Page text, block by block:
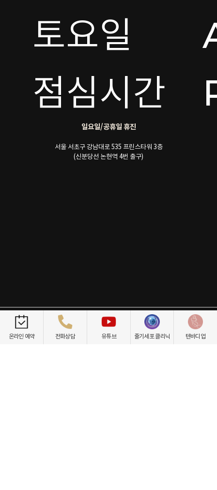
토요일
점심시간
일요일/공휴일 휴진
서울 서초구 강남대로 535 프린스타워 3층
(신분당선 논현역 4번 출구)
개인정보취급방침 이용약관 환자권리장전 비급여항목
온라인 예약 전화상담 유튜브 줄기세포 클리닉 텐바디업